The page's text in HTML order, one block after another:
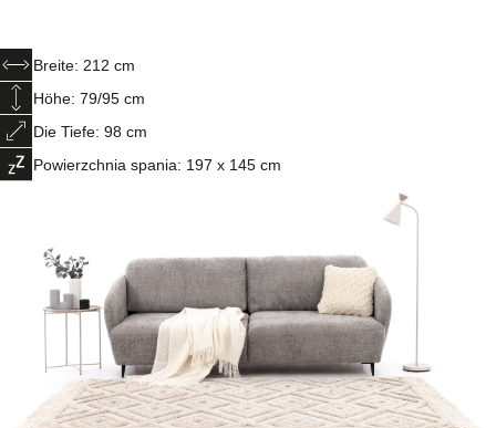
Breite: 212 cm
Höhe: 79/95 cm
Die Tiefe: 98 cm
Powierzchnia spania: 197 x 145 cm